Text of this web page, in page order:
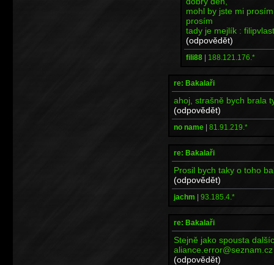
mohl by jste mi
prosím
tady je mejlík :
(odpovědět)
fili88 | 188.121.176.*
re: Bakalaři
ahoj, strašně bych brala
(odpovědět)
no name | 81.91.219.*
re: Bakalaři
Prosil bych taky o toho
(odpovědět)
jachm | 93.185.4.*
re: Bakalaři
Stejně jako spousta
(odpovědět)